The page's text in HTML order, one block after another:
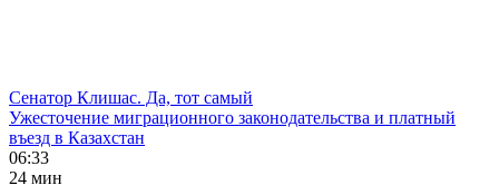
Сенатор Клишас. Да, тот самый
Ужесточение миграционного законодательства и платный
въезд в Казахстан
06:33
24 мин